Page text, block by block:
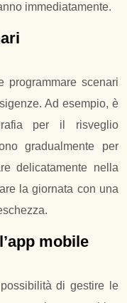
immediatamente.
scenari
Ad esempio, è
per il risveglio
gradualmente per
delicatamente nella
la giornata con una
mobile
di gestire le